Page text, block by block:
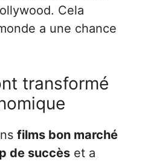
Cela
a une chance
transformé
films bon marché
de succès et a